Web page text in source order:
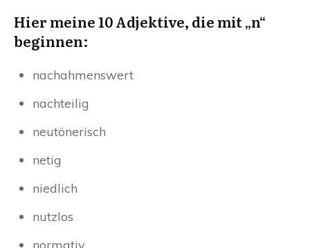
Hier meine 10 Adjektive, die mit „n“
beginnen:
nachahmenswert
nachteilig
neutönerisch
netig
niedlich
nutzlos
normativ